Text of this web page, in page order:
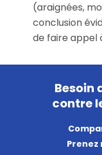
(araignées,
conclusion
de faire appel
Besoin
contre
Prenez